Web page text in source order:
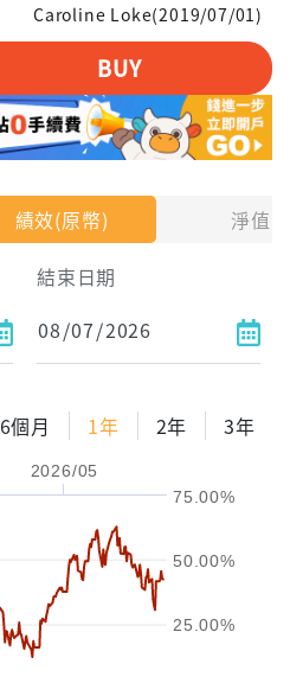
績效(原幣)
淨值
結束日期
6個月 1年 2年 3年
2026/05
25.00%
50.00%
75.00%
Caroline Loke(2019/07/01)
BUY